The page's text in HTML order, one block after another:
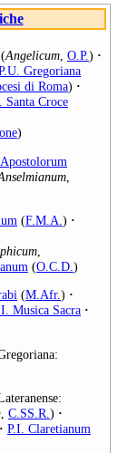
(Angelicum O.P.) ·
Gregoriana
di Roma) ·
Santa Croce
)
(F.M.A. ) ·
(O.C.D. )
(M.Afr.) ·
Musica Sacra ·
C.SS.R. ) ·
· P.I. Claretianum